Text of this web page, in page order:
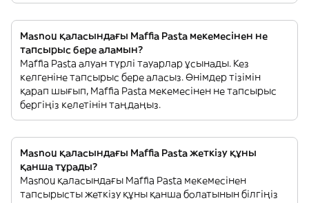
Masnou қаласындағы Maffia Pasta мекемесінен не
тапсырыс бере аламын?
Maffia Pasta алуан түрлі тауарлар ұсынады. Кез
келгеніне тапсырыс бере аласыз. Өнімдер тізімін
қарап шығып, Maffia Pasta мекемесінен не тапсырыс
бергіңіз келетінін таңдаңыз.
Masnou қаласындағы Maffia Pasta жеткізу құны
қанша тұрады?
Masnou қаласындағы Maffia Pasta мекемесінен
тапсырысты жеткізу құны қанша болатынын білгіңіз